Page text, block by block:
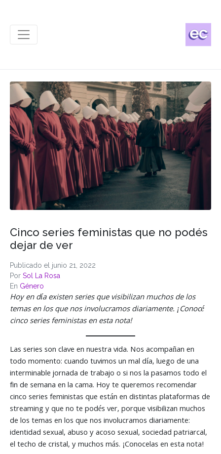
Publicado el junio 21, 2022
Por Sol La Rosa
En Género
Cinco series feministas que no podés
dejar de ver
Hoy en día existen series que visibilizan muchos de los
temas en los que nos involucramos diariamente. ¡Conocé
cinco series feministas en esta nota!
Las series son clave en nuestra vida. Nos acompañan en
todo momento: cuando tuvimos un mal día, luego de una
interminable jornada de trabajo o si nos la pasamos todo el
fin de semana en la cama. Hoy te queremos recomendar
cinco series feministas que están en distintas plataformas de
streaming y que no te podés ver, porque visibilizan muchos
de los temas en los que nos involucramos diariamente:
identidad sexual, abuso y acoso sexual, sociedad patriarcal,
el techo de cristal, y muchos más. ¡Conocelas en esta nota!